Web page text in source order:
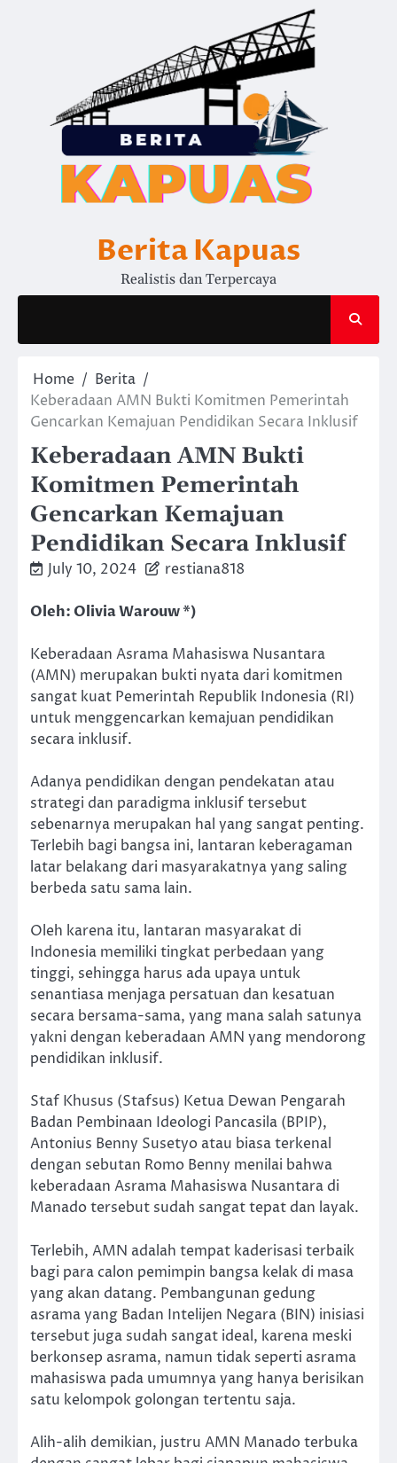
Berita Kapuas
Realistis dan Terpercaya
Home
Berita
Keberadaan AMN Bukti Komitmen Pemerintah
Gencarkan Kemajuan Pendidikan Secara Inklusif
Keberadaan AMN Bukti
Komitmen Pemerintah
Gencarkan Kemajuan
Pendidikan Secara Inklusif
July 10, 2024 restiana818
Oleh: Olivia Warouw *)
Keberadaan Asrama Mahasiswa Nusantara
(AMN) merupakan bukti nyata dari komitmen
sangat kuat Pemerintah Republik Indonesia (RI)
untuk menggencarkan kemajuan pendidikan
secara inklusif.
Adanya pendidikan dengan pendekatan atau
strategi dan paradigma inklusif tersebut
sebenarnya merupakan hal yang sangat penting.
Terlebih bagi bangsa ini, lantaran keberagaman
latar belakang dari masyarakatnya yang saling
berbeda satu sama lain.
Oleh karena itu, lantaran masyarakat di
Indonesia memiliki tingkat perbedaan yang
tinggi, sehingga harus ada upaya untuk
senantiasa menjaga persatuan dan kesatuan
secara bersama-sama, yang mana salah satunya
yakni dengan keberadaan AMN yang mendorong
pendidikan inklusif.
Staf Khusus (Stafsus) Ketua Dewan Pengarah
Badan Pembinaan Ideologi Pancasila (BPIP),
Antonius Benny Susetyo atau biasa terkenal
dengan sebutan Romo Benny menilai bahwa
keberadaan Asrama Mahasiswa Nusantara di
Manado tersebut sudah sangat tepat dan layak.
Terlebih, AMN adalah tempat kaderisasi terbaik
bagi para calon pemimpin bangsa kelak di masa
yang akan datang. Pembangunan gedung
asrama yang Badan Intelijen Negara (BIN) inisiasi
tersebut juga sudah sangat ideal, karena meski
berkonsep asrama, namun tidak seperti asrama
mahasiswa pada umumnya yang hanya berisikan
satu kelompok golongan tertentu saja.
Alih-alih demikian, justru AMN Manado terbuka